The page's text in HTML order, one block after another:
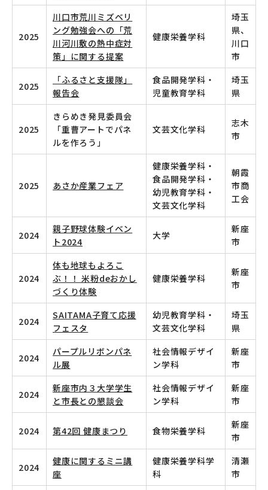
2025
川口市荒川ミズベリ
ング勉強会への「荒
川河川敷の熱中症対
策」に関する提案
健康栄養学科
埼玉
県、
川口
市
2025
「ふるさと支援隊」
報告会
食品開発学科・
児童教育学科
埼玉
県
2025
きらめき発見委員会
「重曹アートでパネ
ルを作ろう」
文芸文化学科
志木
市
2025 あさか産業フェア
健康栄養学科・
食品開発学科・
幼児教育学科・
文芸文化学科
朝霞
市商
工会
2024
親子野球体験イベン
ト2024
大学
新座
市
2024
体も地球もよろこ
ぶ！！ 米粉deおかし
づくり体験
健康栄養学科
新座
市
2024
SAITAMA子育て応援
フェスタ
幼児教育学科・
文芸文化学科
埼玉
県
2024
パープルリボンパネ
ル展
社会情報デザイ
ン学科
新座
市
2024
新座市内３大学学生
と市長との懇談会
社会情報デザイ
ン学科
新座
市
2024 第42回 健康まつり 食物栄養学科
新座
市
2024
健康に関するミニ講
座
健康栄養学科学
科
清瀬
市